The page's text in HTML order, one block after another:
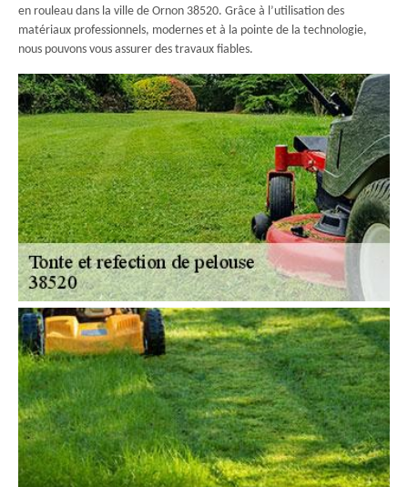
en rouleau dans la ville de Ornon 38520. Grâce à l’utilisation des
matériaux professionnels, modernes et à la pointe de la technologie,
nous pouvons vous assurer des travaux fiables.